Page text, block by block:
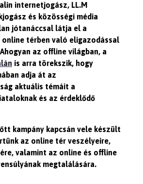
internetjogász, LL.M
és közösségi média
jótanáccsal látja el a
térben való eligazodással
az offline világban, a
is arra törekszik, hogy
adja át az
aktuális témáit a
és az érdeklődő
kampány kapcsán vele készült
az online tér veszélyeire,
valamint az online és offline
megtalálására.